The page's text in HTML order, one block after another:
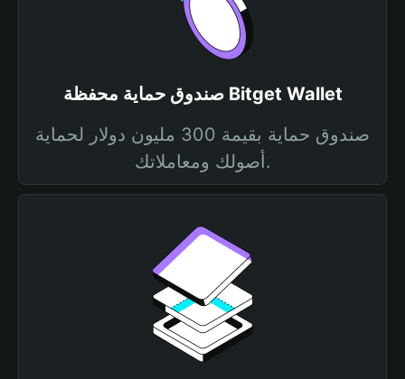
صندوق حماية محفظة Bitget Wallet
صندوق حماية بقيمة 300 مليون دولار لحماية
أصولك ومعاملاتك.